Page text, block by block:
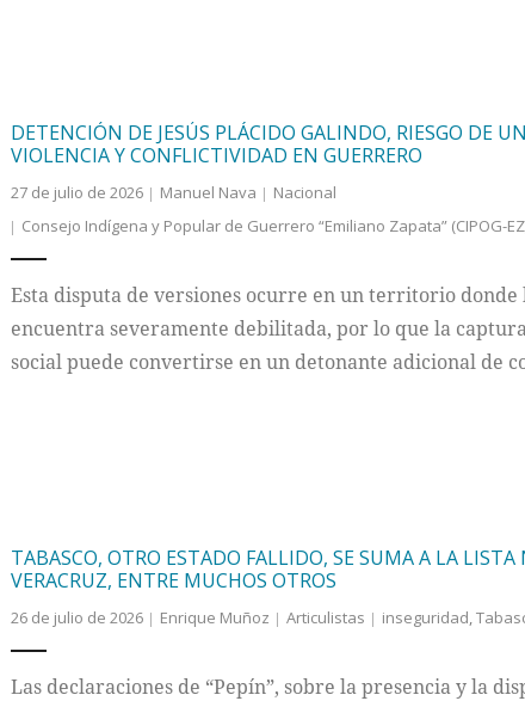
DETENCIÓN DE JESÚS PLÁCIDO GALINDO, RIESGO DE
VIOLENCIA Y CONFLICTIVIDAD EN GUERRERO
27 de julio de 2026 Manuel Nava
Nacional
Consejo Indígena y Popular de Guerrero “Emiliano Zapata” (CIPOG-
Esta disputa de versiones ocurre en un territorio
encuentra severamente debilitada, por lo que la
social puede convertirse en un detonante adicional de
TABASCO, OTRO ESTADO FALLIDO, SE SUMA A LA LISTA
VERACRUZ, ENTRE MUCHOS OTROS
26 de julio de 2026 Enrique Muñoz Articulistas inseguridad
Las declaraciones de “Pepín”, sobre la presencia y la